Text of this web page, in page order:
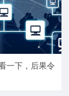
一下，后果令